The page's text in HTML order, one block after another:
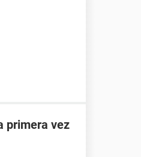
primera vez